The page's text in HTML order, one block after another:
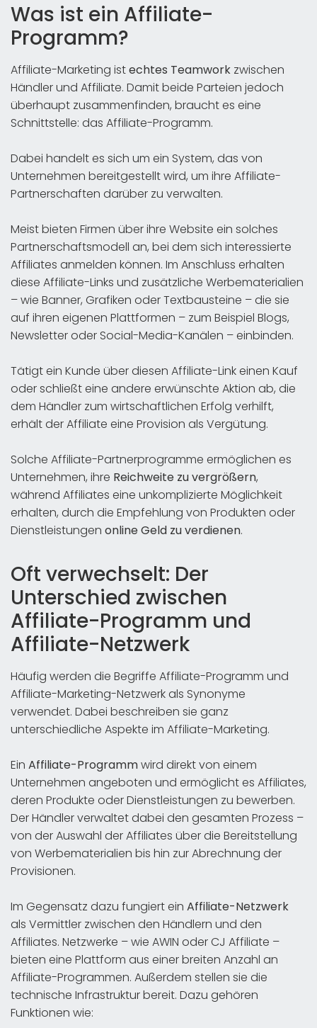
Was ist ein Affiliate-
Programm?
Affiliate-Marketing istechtes Teamwork zwischen
Händler und Affiliate. Damit beide Parteien jedoch
überhaupt zusammenfinden, braucht es eine
Schnittstelle: das Affiliate-Programm.
Dabei handelt es sich um ein System, das von
Unternehmen bereitgestellt wird, um ihre Affiliate-
Partnerschaften darüber zu verwalten.
Meist bieten Firmen über ihre Website ein solches
Partnerschaftsmodell an, bei dem sich interessierte
Affiliates anmelden können. Im Anschluss erhalten
diese Affiliate-Links und zusätzliche Werbematerialien
– wie Banner, Grafiken oder Textbausteine – die sie
auf ihren eigenen Plattformen – zum Beispiel Blogs,
Newsletter oder Social-Media-Kanälen – einbinden.
Tätigt ein Kunde über diesen Affiliate-Link einen Kauf
oder schließt eine andere erwünschte Aktion ab, die
dem Händler zum wirtschaftlichen Erfolg verhilft,
erhält der Affiliate eine Provision als Vergütung.
Solche Affiliate-Partnerprogramme ermöglichen es
Unternehmen, ihre Reichweite zu vergrößern,
während Affiliates eine unkomplizierte Möglichkeit
erhalten, durch die Empfehlung von Produkten oder
Dienstleistungen online Geld zu verdienen.
Oft verwechselt: Der
Unterschied zwischen
Affiliate-Programm und
Affiliate-Netzwerk
Häufig werden die Begriffe Affiliate-Programm und
Affiliate-Marketing-Netzwerk als Synonyme
verwendet. Dabei beschreiben sie ganz
unterschiedliche Aspekte im Affiliate-Marketing.
Ein Affiliate-Programmwird direkt von einem
Unternehmen angeboten und ermöglicht es Affiliates,
deren Produkte oder Dienstleistungen zu bewerben.
Der Händler verwaltet dabei den gesamten Prozess –
von der Auswahl der Affiliates über die Bereitstellung
von Werbematerialien bis hin zur Abrechnung der
Provisionen.
Im Gegensatz dazu fungiert ein Affiliate-Netzwerk
als Vermittler zwischen den Händlern und den
Affiliates. Netzwerke – wie AWIN oder CJ Affiliate –
bieten eine Plattform aus einer breiten Anzahl an
Affiliate-Programmen. Außerdem stellen sie die
technische Infrastruktur bereit. Dazu gehören
Funktionen wie: